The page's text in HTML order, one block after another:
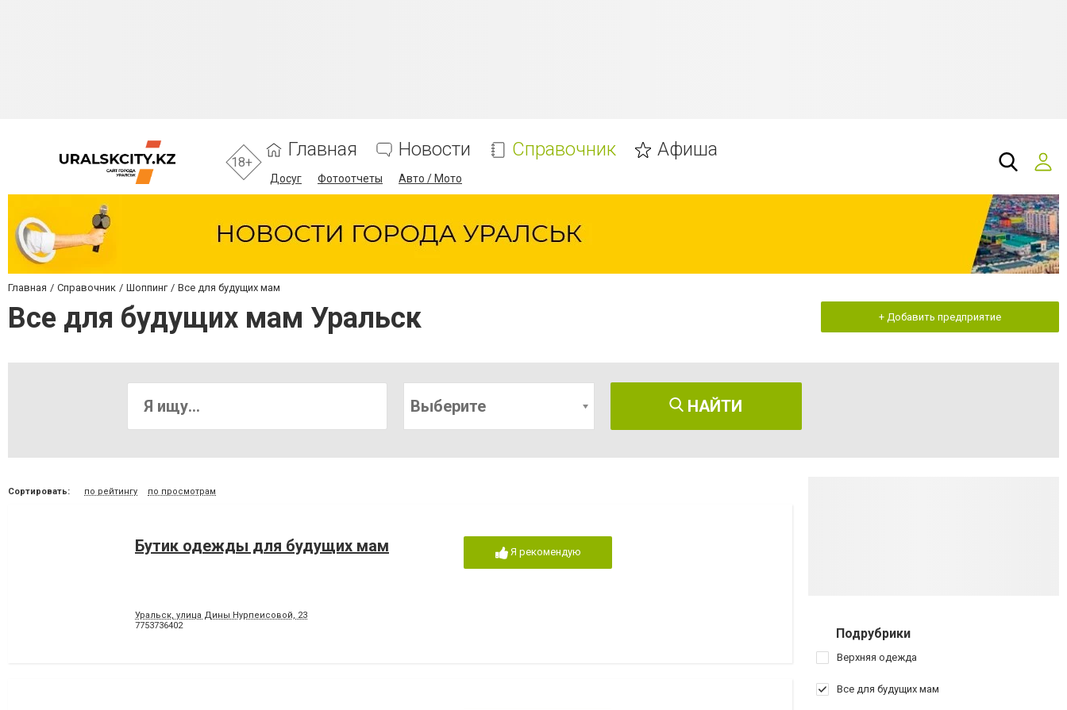
18+
Главная Новости Справочник Афиша
Досуг Фотоотчеты Авто / Мото
Главная Справочник Шоппинг Все для будущих мам
Все для будущих мам Уральск + Добавить предприятие
Выберите НАЙТИ
Сортировать: по рейтингу по просмотрам
Бутик одежды для будущих мам
Уральск, улица Дины Нурпеисовой, 23
7753736402
Я рекомендую
Подрубрики
Верхняя одежда
Все для будущих мам